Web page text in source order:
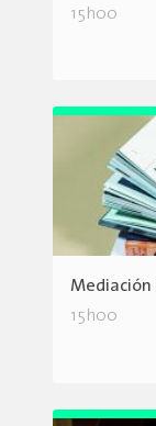
15h00
Mediación
15h00